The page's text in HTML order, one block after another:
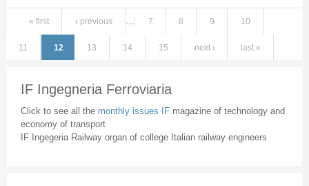
Pages
« first ‹ previous 7 8 9 10
11 12 13 14 15 next › last »
IF Ingegneria Ferroviaria
Click to see all the monthly issues IF magazine of technology and
economy of transport
IF Ingegeria Railway organ of college Italian railway engineers